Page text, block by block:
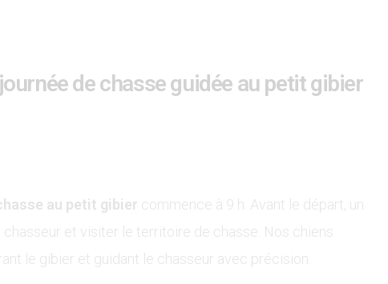
de chasse guidée au petit gibier
au petit gibier commence à 9 h. Avant le départ, un
et visiter le territoire de chasse. Nos chiens
le gibier et guidant le chasseur avec précision.